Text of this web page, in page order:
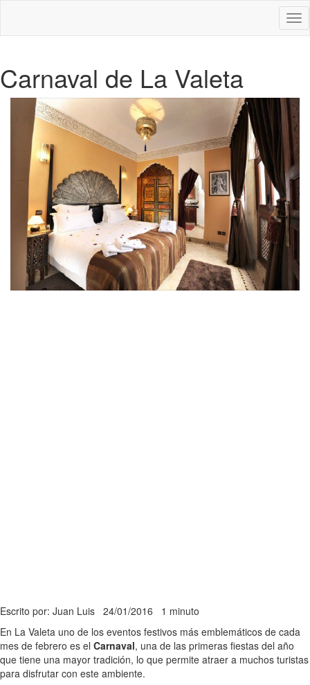
Carnaval de La Valeta
Escrito por: Juan Luis 24/01/2016 1 minuto
En La Valeta uno de los eventos festivos más emblemáticos de cada
mes de febrero es el Carnaval, una de las primeras fiestas del año
que tiene una mayor tradición, lo que permite atraer a muchos turistas
para disfrutar con este ambiente.